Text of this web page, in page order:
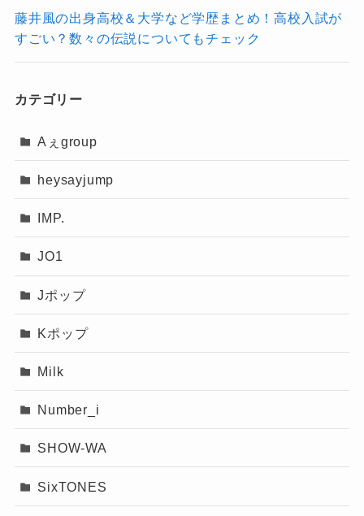
藤井風の出身高校＆大学など学歴まとめ！高校入試が
すごい？数々の伝説についてもチェック
カテゴリー
Aぇgroup
heysayjump
IMP.
JO1
Jポップ
Kポップ
Milk
Number_i
SHOW-WA
SixTONES